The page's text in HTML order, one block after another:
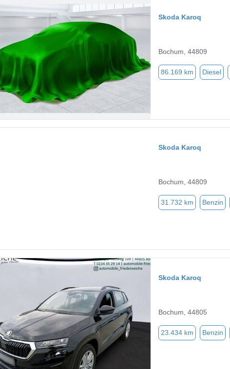
Skoda Karoq
Bochum, 44809
86.169 km Diesel
Skoda Karoq
Bochum, 44809
31.732 km Benzin
Skoda Karoq
Bochum, 44805
23.434 km Benzin